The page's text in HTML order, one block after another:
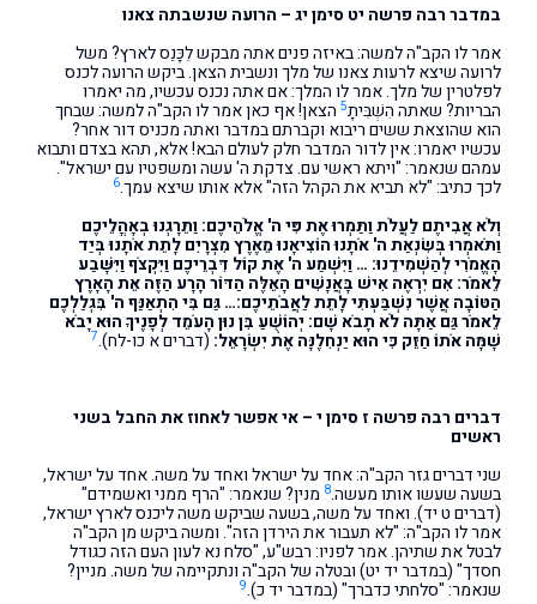
במדבר רבה פרשה יט סימן יג – הרועה שנשבתה צאנו
אמר לו הקב"ה למשה: באיזה פנים אתה מבקש לִכָּנֵס לארץ? משל
לרועה שיצא לרעות צאנו של מלך ונשבית הצאן. ביקש הרועה לכנס
לפלטרין של מלך. אמר לו המלך: אם אתה נכנס עכשיו, מה יאמרו
הבריות? שאתה הִשְׁבִּיתָ5 הצאן! אף כאן אמר לו הקב"ה למשה: שבחך
הוא שהוצאת ששים ריבוא וקברתם במדבר ואתה מכניס דור אחר?
עכשיו יאמרו: אין לדור המדבר חלק לעולם הבא! אלא, תהא בצדם ותבוא
עמהם שנאמר: "ויתא ראשי עם. צדקת ה' עשה ומשפטיו עם ישראל".
לכך כתיב: "לא תביא את הקהל הזה" אלא אותו שיצא עמך.6
וְלֹא אֲבִיתֶם לַעֲלֹת וַתַּמְרוּ אֶת פִּי ה' אֱלֹהֵיכֶם: וַתֵּרָגְנוּ בְאָהֳלֵיכֶם
וַתֹּאמְרוּ בְּשִׂנְאַת ה' אֹתָנוּ הוֹצִיאָנוּ מֵאֶרֶץ מִצְרָיִם לָתֵת אֹתָנוּ בְּיַד
הָאֱמֹרִי לְהַשְׁמִידֵנוּ: … וַיִּשְׁמַע ה' אֶת קוֹל דִּבְרֵיכֶם וַיִּקְצֹף וַיִּשָּׁבַע
לֵאמֹר: אִם יִרְאֶה אִישׁ בָּאֲנָשִׁים הָאֵלֶּה הַדּוֹר הָרָע הַזֶּה אֵת הָאָרֶץ
הַטּוֹבָה אֲשֶׁר נִשְׁבַּעְתִּי לָתֵת לַאֲבֹתֵיכֶם:… גַּם בִּי הִתְאַנַּף ה' בִּגְלַלְכֶם
לֵאמֹר גַּם אַתָּה לֹא תָבֹא שָׁם: יְהוֹשֻׁעַ בִּן נוּן הָעֹמֵד לְפָנֶיךָ הוּא יָבֹא
שָׁמָּה אֹתוֹ חַזֵּק כִּי הוּא יַנְחִלֶנָּה אֶת יִשְׂרָאֵל: (דברים א כו-לח).7
דברים רבה פרשה ז סימן י – אי אפשר לאחוז את החבל בשני
ראשים
שני דברים גזר הקב"ה: אחד על ישראל ואחד על משה. אחד על ישראל,
בשעה שעשו אותו מעשה.8 מנין? שנאמר: "הרף ממני ואשמידם"
(דברים ט יד). ואחד על משה, בשעה שביקש משה ליכנס לארץ ישראל,
אמר לו הקב"ה: "לא תעבור את הירדן הזה". ומשה ביקש מן הקב"ה
לבטל את שתיהן. אמר לפניו: רבש"ע, "סלח נא לעון העם הזה כגודל
חסדך" (במדבר יד יט) ובטלה של הקב"ה ונתקיימה של משה. מניין?
שנאמר: "סלחתי כדברך" (במדבר יד כ).9